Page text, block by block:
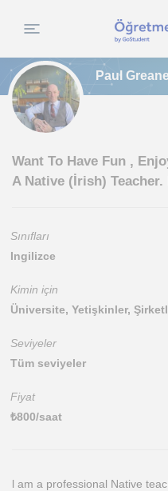
Paul
Want To Have Fun ,
A Native (İrish) Teacher.
Sınıfları
Ingilizce
Kimin için
Üniversite, Yetişkinler,
Seviyeler
Tüm seviyeler
Fiyat
₺800/saat
l am a professional Native